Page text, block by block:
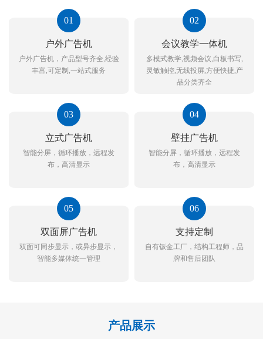
01
户外广告机
户外广告机，产品型号齐全,经验
丰富,可定制,一站式服务
02
会议教学一体机
多模式教学,视频会议,白板书写,
灵敏触控,无线投屏,方便快捷,产
品分类齐全
03
立式广告机
智能分屏，循环播放，远程发
布，高清显示
04
壁挂广告机
智能分屏，循环播放，远程发
布，高清显示
05
双面屏广告机
双面可同步显示，或异步显示，
智能多媒体统一管理
06
支持定制
自有钣金工厂，结构工程师，品
牌和售后团队
产品展示